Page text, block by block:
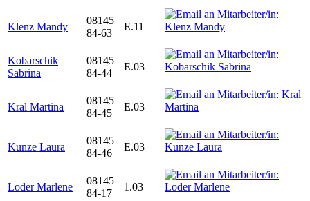
Klenz Mandy
08145
84-63
E.11
Kobarschik
Sabrina
08145
84-44
E.03
Kral Martina
08145
84-45
E.03
Kunze Laura
08145
84-46
E.03
Loder Marlene
08145
84-17
1.03